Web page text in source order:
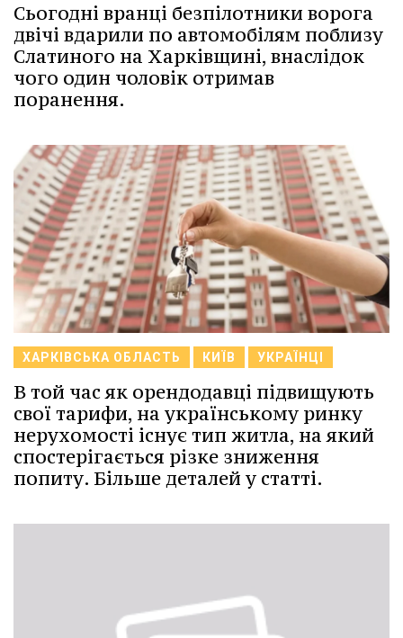
Сьогодні вранці безпілотники ворога
двічі вдарили по автомобілям поблизу
Слатиного на Харківщині, внаслідок
чого один чоловік отримав
поранення.
ХАРКІВСЬКА ОБЛАСТЬ КИЇВ УКРАЇНЦІ
В той час як орендодавці підвищують
свої тарифи, на українському ринку
нерухомості існує тип житла, на який
спостерігається різке зниження
попиту. Більше деталей у статті.